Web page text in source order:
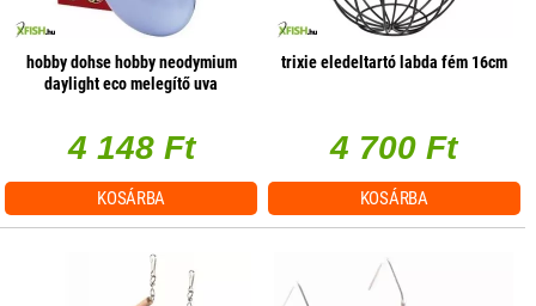
hobby dohse hobby neodymium
daylight eco melegítő uva
4 148 Ft
KOSÁRBA
trixie eledeltartó labda fém 16cm
4 700 Ft
KOSÁRBA